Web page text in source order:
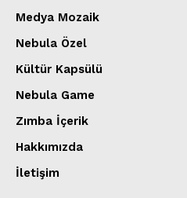
Medya Mozaik
Nebula Özel
Kültür Kapsülü
Nebula Game
Zımba İçerik
Hakkımızda
İletişim